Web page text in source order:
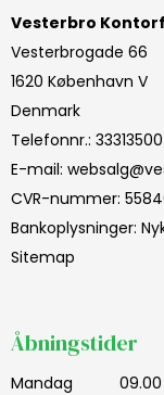
Vesterbro
Vesterbrogade 66
1620 København V
Denmark
Telefonnr.: 33313500
E-mail:
CVR-nummer:
Bankoplysninger:
Sitemap
Åbningstider
Mandag
09.00